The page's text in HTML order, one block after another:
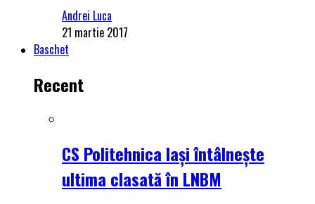
Andrei Luca
21 martie 2017
Baschet
Recent
CS Politehnica Iași întâlnește
ultima clasată în LNBM